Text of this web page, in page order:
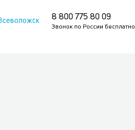
8 800 775 80 09
Звонок по России бесплатно